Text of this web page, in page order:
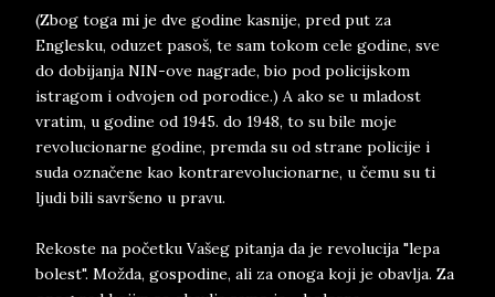
(Zbog toga mi je dve godine kasnije, pred put za
Englesku, oduzet pasoš, te sam tokom cele godine, sve
do dobijanja NIN-ove nagrade, bio pod policijskom
istragom i odvojen od porodice.) A ako se u mladost
vratim, u godine od 1945. do 1948, to su bile moje
revolucionarne godine, premda su od strane policije i
suda označene kao kontrarevolucionarne, u čemu su ti
ljudi bili savršeno u pravu.
Rekoste na početku Vašeg pitanja da je revolucija "lepa
bolest". Možda, gospodine, ali za onoga koji je obavlja. Za